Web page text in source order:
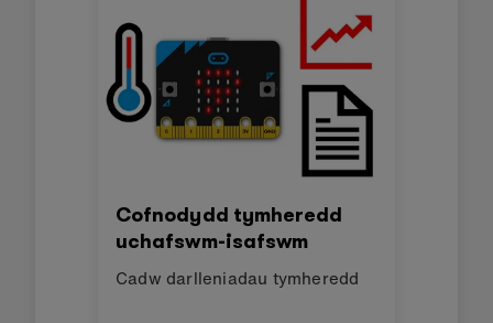
Cofnodydd tymheredd
uchafswm-isafswm
Cadw darlleniadau tymheredd